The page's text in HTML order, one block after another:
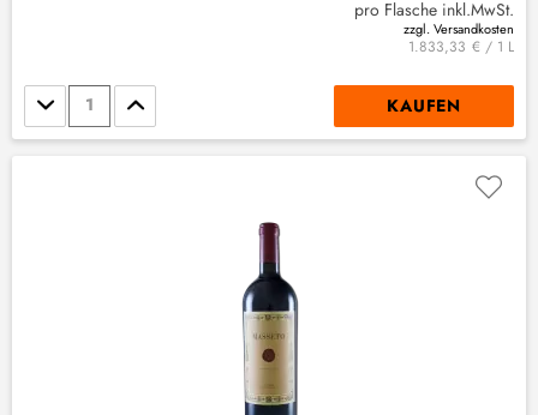
pro Flasche inkl.MwSt.
zzgl. Versandkosten
1.833,33 € / 1 L
Stückzahl KAUFEN